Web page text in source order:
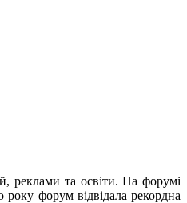
реклами та освіти. На форумі
форум відвідала рекордна